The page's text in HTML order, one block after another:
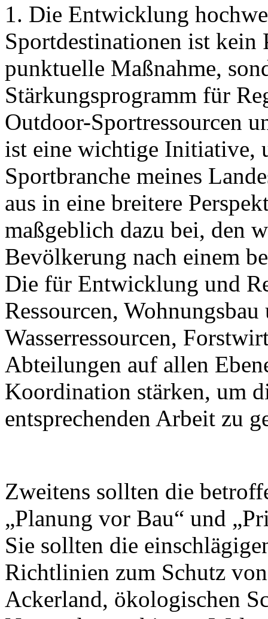
1. Die Entwicklung
Sportdestinationen ist kein
punktuelle Maßnahme,
Stärkungsprogramm für
Outdoor-Sportressourcen
ist eine wichtige Initiative,
Sportbranche meines
aus in eine breitere
maßgeblich dazu bei, den
Bevölkerung nach einem
Die für Entwicklung und
Ressourcen,
Wasserressourcen,
Abteilungen auf allen
Koordination stärken, um
entsprechenden Arbeit zu
Zweitens sollten die
„Planung vor Bau“ und
Sie sollten die
Richtlinien zum Schutz
Ackerland, ökologischen